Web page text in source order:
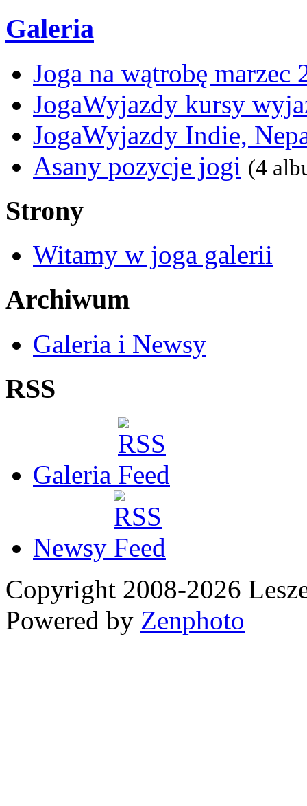
Galeria
Joga na wątrobę marzec
JogaWyjazdy kursy
JogaWyjazdy Indie,
Asany pozycje jogi (4
Strony
Witamy w joga galerii
Archiwum
Galeria i Newsy
RSS
Galeria
Newsy
Copyright 2008-2026
Powered by Zenphoto